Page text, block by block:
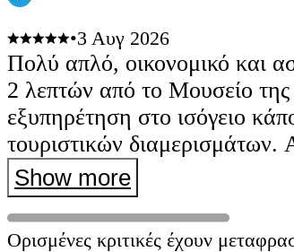
•3 Αυγ 2026
Πολύ απλό, οικονομικό και
2 λεπτών από το Μουσείο
εξυπηρέτηση στο ισόγειο
τουριστικών διαμερισμάτων.
γνωρίζετε ότι θα χρειαστεί να
ανεβείτε περίπου 10
σας μέχρι τα ντουλάπια.
Show more
Ορισμένες κριτικές έχουν